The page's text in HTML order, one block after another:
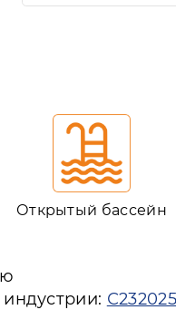
Открытый бассейн